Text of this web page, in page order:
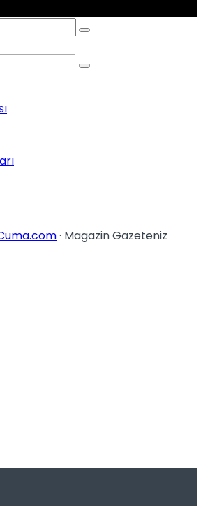
· Magazin Gazeteniz